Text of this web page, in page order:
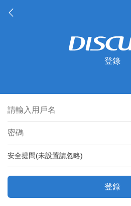
登錄
安全提問(未設置請忽略)
登錄